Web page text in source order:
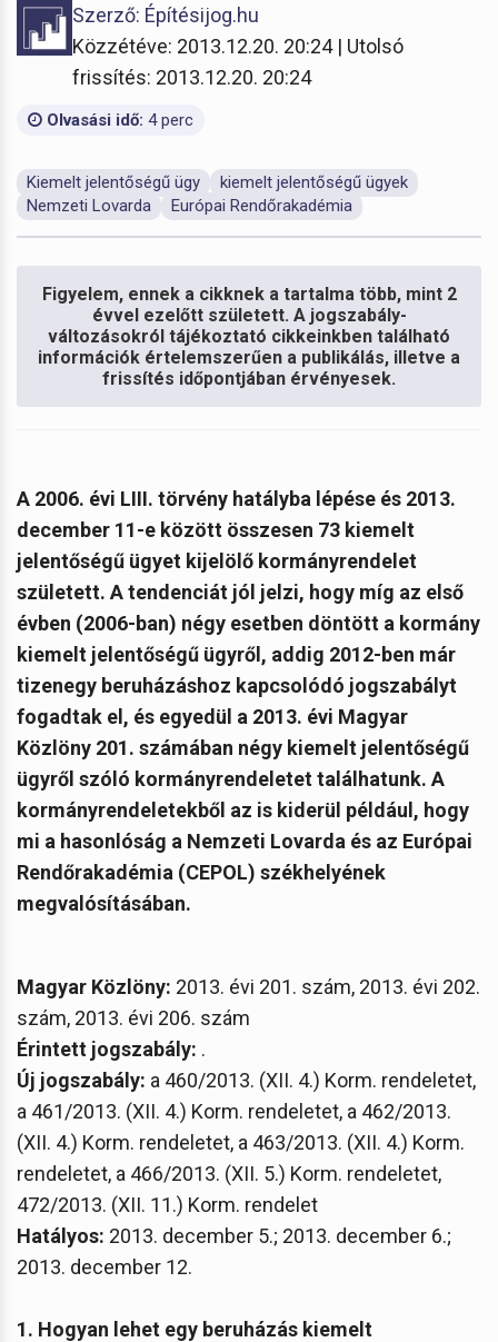
Szerző: Építésijog.hu
Közzétéve: 2013.12.20. 20:24 | Utolsó
frissítés: 2013.12.20. 20:24
Olvasási idő: 4 perc
Kiemelt jelentőségű ügy
kiemelt jelentőségű ügyek
Nemzeti Lovarda
Európai Rendőrakadémia
Figyelem, ennek a cikknek a tartalma több, mint 2
évvel ezelőtt született. A jogszabály-
változásokról tájékoztató cikkeinkben található
információk értelemszerűen a publikálás, illetve a
frissítés időpontjában érvényesek.
A 2006. évi LIII. törvény hatályba lépése és 2013.
december 11-e között összesen 73 kiemelt
jelentőségű ügyet kijelölő kormányrendelet
született. A tendenciát jól jelzi, hogy míg az első
évben (2006-ban) négy esetben döntött a kormány
kiemelt jelentőségű ügyről, addig 2012-ben már
tizenegy beruházáshoz kapcsolódó jogszabályt
fogadtak el, és egyedül a 2013. évi Magyar
Közlöny 201. számában négy kiemelt jelentőségű
ügyről szóló kormányrendeletet találhatunk. A
kormányrendeletekből az is kiderül például, hogy
mi a hasonlóság a Nemzeti Lovarda és az Európai
Rendőrakadémia (CEPOL) székhelyének
megvalósításában.
Magyar Közlöny: 2013. évi 201. szám, 2013. évi 202.
szám, 2013. évi 206. szám
Érintett jogszabály: .
Új jogszabály: a 460/2013. (XII. 4.) Korm. rendeletet,
a 461/2013. (XII. 4.) Korm. rendeletet, a 462/2013.
(XII. 4.) Korm. rendeletet, a 463/2013. (XII. 4.) Korm.
rendeletet, a 466/2013. (XII. 5.) Korm. rendeletet,
472/2013. (XII. 11.) Korm. rendelet
Hatályos: 2013. december 5.; 2013. december 6.;
2013. december 12.
1. Hogyan lehet egy beruházás kiemelt